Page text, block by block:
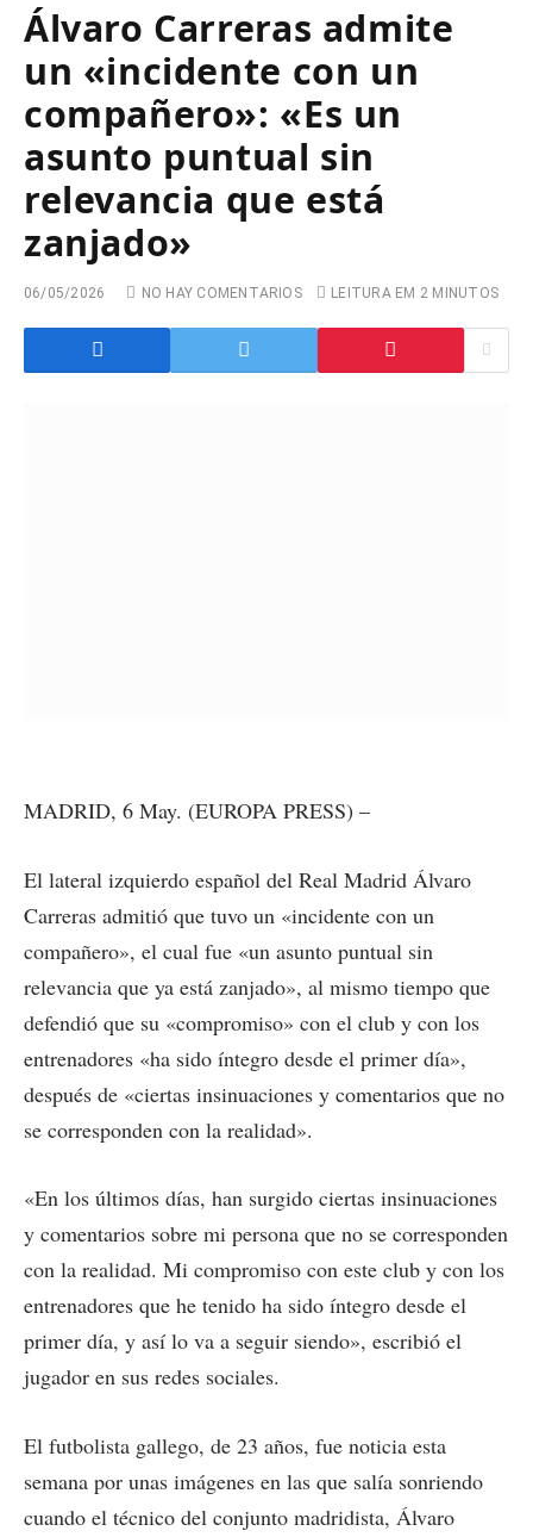
Álvaro Carreras admite
un «incidente con un
compañero»: «Es un
asunto puntual sin
relevancia que está
zanjado»
06/05/2026 NO HAY COMENTARIOS LEITURA EM 2 MINUTOS
MADRID, 6 May. (EUROPA PRESS) –
El lateral izquierdo español del Real Madrid Álvaro
Carreras admitió que tuvo un «incidente con un
compañero», el cual fue «un asunto puntual sin
relevancia que ya está zanjado», al mismo tiempo que
defendió que su «compromiso» con el club y con los
entrenadores «ha sido íntegro desde el primer día»,
después de «ciertas insinuaciones y comentarios que no
se corresponden con la realidad».
«En los últimos días, han surgido ciertas insinuaciones
y comentarios sobre mi persona que no se corresponden
con la realidad. Mi compromiso con este club y con los
entrenadores que he tenido ha sido íntegro desde el
primer día, y así lo va a seguir siendo», escribió el
jugador en sus redes sociales.
El futbolista gallego, de 23 años, fue noticia esta
semana por unas imágenes en las que salía sonriendo
cuando el técnico del conjunto madridista, Álvaro